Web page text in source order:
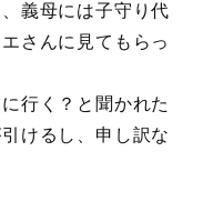
義母には子守り代
さんに見てもらっ
行く？と聞かれた
けるし、申し訳な